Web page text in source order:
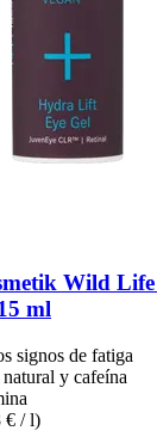
Wild
ml
signos de fatiga
y cafeína
€ / l)